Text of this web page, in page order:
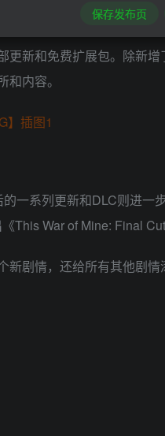
新和免费扩展包。除新
内容。
一系列更新和DLC则进
This War of Mine: Final Cut
剧情，还给所有其他剧
保存发布页